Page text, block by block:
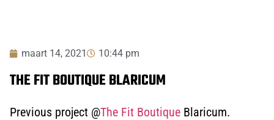
maart 14, 2021 10:44 pm
THE FIT BOUTIQUE BLARICUM
Previous project @The Fit Boutique Blaricum.